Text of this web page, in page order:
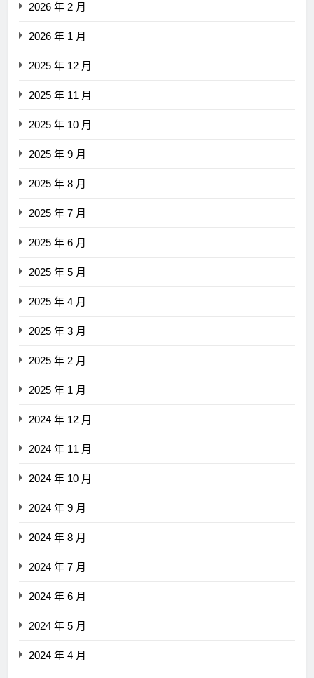
2026 年 2 月
2026 年 1 月
2025 年 12 月
2025 年 11 月
2025 年 10 月
2025 年 9 月
2025 年 8 月
2025 年 7 月
2025 年 6 月
2025 年 5 月
2025 年 4 月
2025 年 3 月
2025 年 2 月
2025 年 1 月
2024 年 12 月
2024 年 11 月
2024 年 10 月
2024 年 9 月
2024 年 8 月
2024 年 7 月
2024 年 6 月
2024 年 5 月
2024 年 4 月